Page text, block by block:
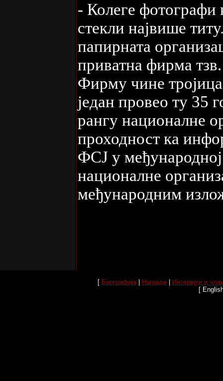
- Колеге
стекли највише
папирната
приватна фирма
Фирму чине
један провео ту 35
рангу националне
проходност ка
ФСЈ у међународној
националне
међународним
[ Биографија| Награде|
Интервјуи и
[